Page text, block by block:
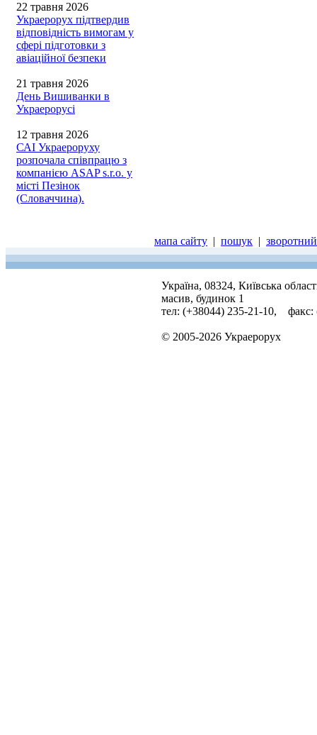
22 травня 2026
Украерорух підтвердив
відповідність вимогам у
сфері підготовки з
авіаційної безпеки
21 травня 2026
День Вишиванки в
Украерорусі
12 травня 2026
САІ Украероруху
розпочала співпрацю з
компанією ASAP s.r.o. у
місті Пезінок
(Словаччина).
мапа сайту | пошук |
Україна, 08324, Київська
масив, будинок 1
тел: (+38044) 235-21-10, факс:
© 2005-2026 Украерорух